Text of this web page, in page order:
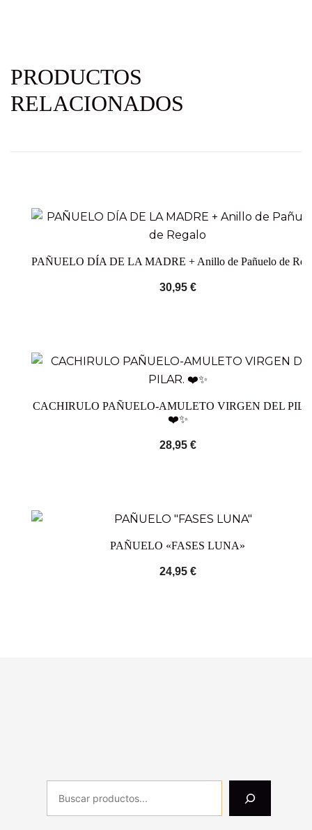
PRODUCTOS
RELACIONADOS
PAÑUELO DÍA DE LA MADRE + Anillo de Pañuelo de
30,95 €
CACHIRULO PAÑUELO-AMULETO VIRGEN DEL
❤️✨
28,95 €
PAÑUELO «FASES LUNA»
24,95 €